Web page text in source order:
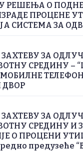
О
ПРОЦЕНЕ
СИСТЕМА ЗА
ЗА
СРЕДИНУ –
ДВОР
ЗА
СРЕДИНУ И
О ПРОЦЕНИ
предузеће